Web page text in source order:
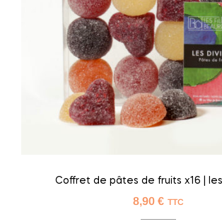
Coffret de pâtes de fruits x16 |
8,90 € TTC